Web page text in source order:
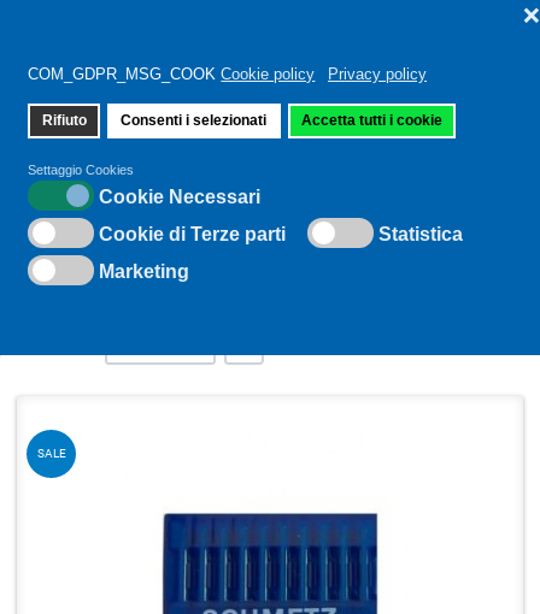
COM_GDPR_MSG_COOK Cookie policy Privacy policy
Rifiuto Consenti i selezionati Accetta tutti i cookie
❌
Settaggio Cookies
Cookie Necessari
Cookie di Terze parti
Statistica
Marketing
Sei qui:Home
SISTEMA 134-35
SALE